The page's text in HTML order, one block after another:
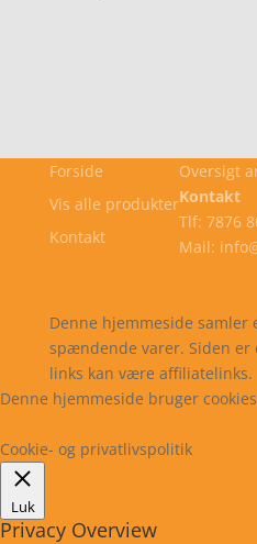
Forside
Vis alle produkter
Kontakt
Oversigt
Kontakt
Tlf: 7876
Mail:
Denne hjemmeside samler
spændende varer. Siden er
links kan være affiliatelinks.
Denne hjemmeside bruger
Cookie- og privatlivspolitik
Luk
Privacy Overview